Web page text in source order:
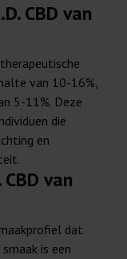
CBD van
van 10-16%,
5-11%. Deze
die
en
van
dat
is een